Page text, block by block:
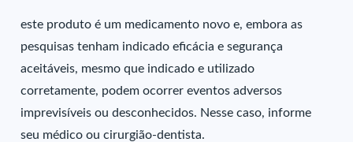
este produto é um medicamento novo e, embora as
pesquisas tenham indicado eficácia e segurança
aceitáveis, mesmo que indicado e utilizado
corretamente, podem ocorrer eventos adversos
imprevisíveis ou desconhecidos. Nesse caso, informe
seu médico ou cirurgião-dentista.